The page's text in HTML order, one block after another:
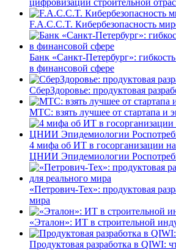
F.A.C.C.T. Кибербезопасность
Банк «Санкт-Петербург»:
в финансовой сфере
СберЗдоровье: продуктовая
МТС: взять лучшее от стартапа и
4 мифа об ИТ в госорганизации
ЦНИИ Эпидемиологии
«Петрович-Тех»: продуктовая
мира
«Эталон»: ИТ в строительной
Продуктовая разработка в QIWI: